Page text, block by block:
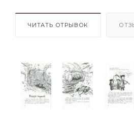
ЧИТАТЬ ОТРЫВОК